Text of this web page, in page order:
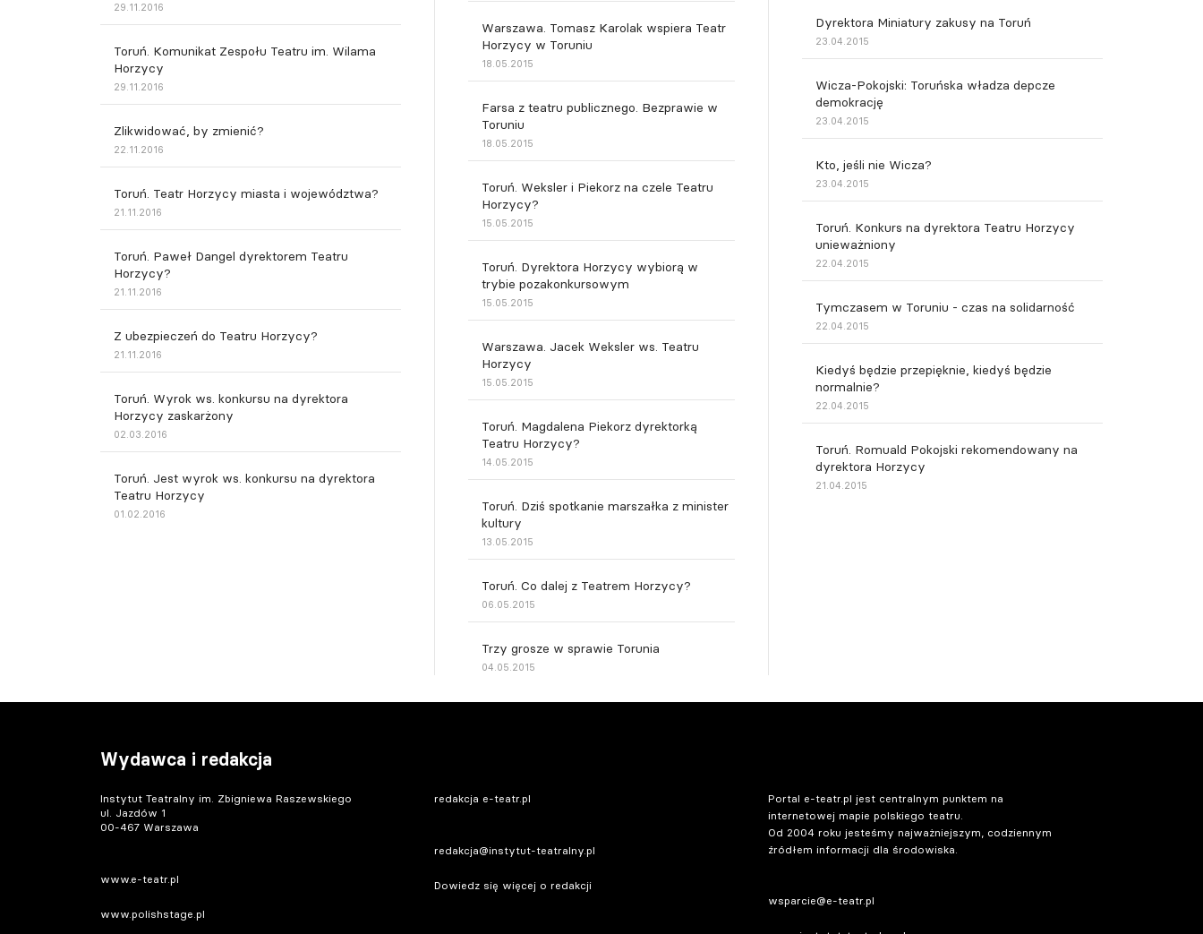
29.11.2016
Toruń. Komunikat Zespołu Teatru im. Wilama
Horzycy
29.11.2016
Zlikwidować, by zmienić?
22.11.2016
Toruń. Teatr Horzycy miasta i województwa?
21.11.2016
Toruń. Paweł Dangel dyrektorem Teatru
Horzycy?
21.11.2016
Z ubezpieczeń do Teatru Horzycy?
21.11.2016
Toruń. Wyrok ws. konkursu na dyrektora
Horzycy zaskarżony
02.03.2016
Toruń. Jest wyrok ws. konkursu na dyrektora
Teatru Horzycy
01.02.2016
Warszawa. Tomasz Karolak wspiera Teatr
Horzycy w Toruniu
18.05.2015
Farsa z teatru publicznego. Bezprawie w
Toruniu
18.05.2015
Toruń. Weksler i Piekorz na czele Teatru
Horzycy?
15.05.2015
Toruń. Dyrektora Horzycy wybiorą w
trybie pozakonkursowym
15.05.2015
Warszawa. Jacek Weksler ws. Teatru
Horzycy
15.05.2015
Toruń. Magdalena Piekorz dyrektorką
Teatru Horzycy?
14.05.2015
Toruń. Dziś spotkanie marszałka z minister
kultury
13.05.2015
Toruń. Co dalej z Teatrem Horzycy?
06.05.2015
Trzy grosze w sprawie Torunia
04.05.2015
Dyrektora Miniatury zakusy na Toruń
23.04.2015
Wicza-Pokojski: Toruńska władza depcze
demokrację
23.04.2015
Kto, jeśli nie Wicza?
23.04.2015
Toruń. Konkurs na dyrektora Teatru Horzycy
unieważniony
22.04.2015
Tymczasem w Toruniu - czas na solidarność
22.04.2015
Kiedyś będzie przepięknie, kiedyś będzie
normalnie?
22.04.2015
Toruń. Romuald Pokojski rekomendowany na
dyrektora Horzycy
21.04.2015
Wydawca i redakcja
Instytut Teatralny im. Zbigniewa Raszewskiego
ul. Jazdów 1
00-467 Warszawa
www.e-teatr.pl
www.polishstage.pl
redakcja e-teatr.pl
redakcja@instytut-teatralny.pl
Dowiedz się więcej o redakcji
Portal e-teatr.pl jest centralnym punktem na
internetowej mapie polskiego teatru.
Od 2004 roku jesteśmy najważniejszym, codziennym
źródłem informacji dla środowiska.
wsparcie@e-teatr.pl